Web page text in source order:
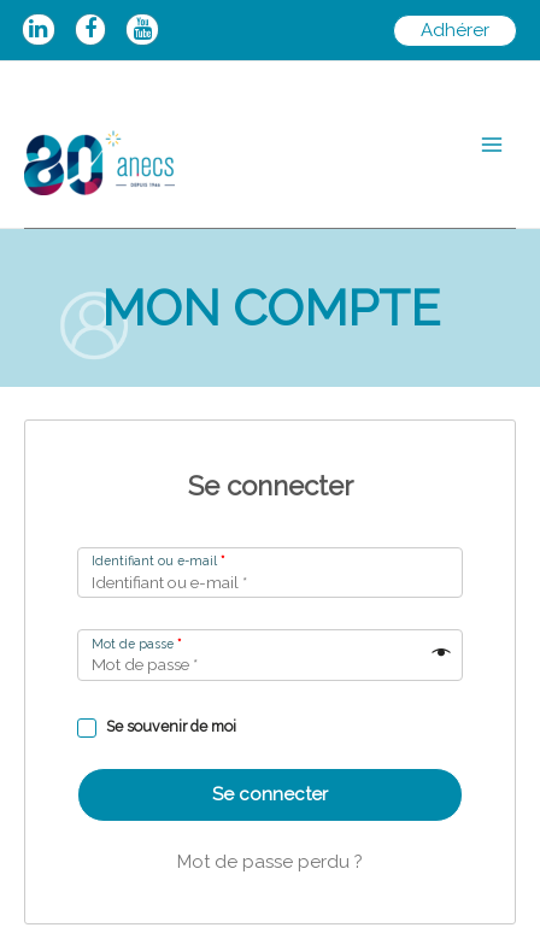
Aller
Adhérer
MON COMPTE
Se connecter
Identifiant ou e-mail *
Mot de passe *
Se souvenir de moi
Se connecter
Mot de passe perdu ?